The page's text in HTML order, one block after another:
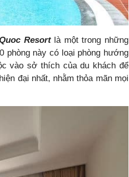
Resortlà một trong những
phòng này có loại phòng hướng
vào sở thích của du khách để
đại nhất, nhằm thỏa mãn mọi